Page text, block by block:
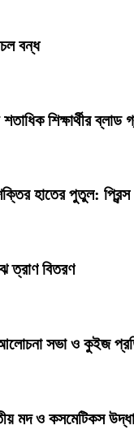
বন্ধ
শিক্ষার্থীর ব্লাড
হাতের পুতুল: প্রিন্স
ত্রাণ বিতরণ
আলোচনা সভা ও কুইজ
মদ ও কসমেটিকস